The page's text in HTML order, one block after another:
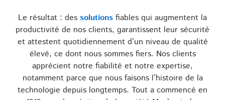
Le résultat : des solutions fiables qui augmentent la
productivité de nos clients, garantissent leur sécurité
et attestent quotidiennement d’un niveau de qualité
élevé, ce dont nous sommes fiers. Nos clients
apprécient notre fiabilité et notre expertise,
notamment parce que nous faisons l’histoire de la
technologie depuis longtemps. Tout a commencé en